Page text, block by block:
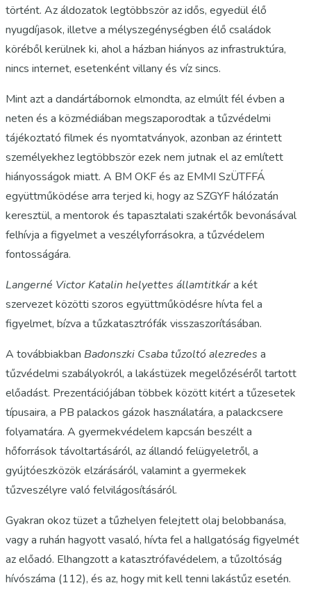
történt. Az áldozatok legtöbbször az idős, egyedül élő
nyugdíjasok, illetve a mélyszegénységben élő családok
köréből kerülnek ki, ahol a házban hiányos az infrastruktúra,
nincs internet, esetenként villany és víz sincs.
Mint azt a dandártábornok elmondta, az elmúlt fél évben a
neten és a közmédiában megszaporodtak a tűzvédelmi
tájékoztató filmek és nyomtatványok, azonban az érintett
személyekhez legtöbbször ezek nem jutnak el az említett
hiányosságok miatt. A BM OKF és az EMMI SzÜTFFÁ
együttműködése arra terjed ki, hogy az SZGYF hálózatán
keresztül, a mentorok és tapasztalati szakértők bevonásával
felhívja a figyelmet a veszélyforrásokra, a tűzvédelem
fontosságára.
Langerné Victor Katalin helyettes államtitkára két
szervezet közötti szoros együttműködésre hívta fel a
figyelmet, bízva a tűzkatasztrófák visszaszorításában.
A továbbiakban Badonszki Csaba tűzoltó alezredes a
tűzvédelmi szabályokról, a lakástüzek megelőzéséről tartott
előadást. Prezentációjában többek között kitért a tűzesetek
típusaira, a PB palackos gázok használatára, a palackcsere
folyamatára. A gyermekvédelem kapcsán beszélt a
hőforrások távoltartásáról, az állandó felügyeletről, a
gyújtóeszközök elzárásáról, valamint a gyermekek
tűzveszélyre való felvilágosításáról.
Gyakran okoz tüzet a tűzhelyen felejtett olaj belobbanása,
vagy a ruhán hagyott vasaló, hívta fel a hallgatóság figyelmét
az előadó. Elhangzott a katasztrófavédelem, a tűzoltóság
hívószáma (112), és az, hogy mit kell tenni lakástűz esetén.